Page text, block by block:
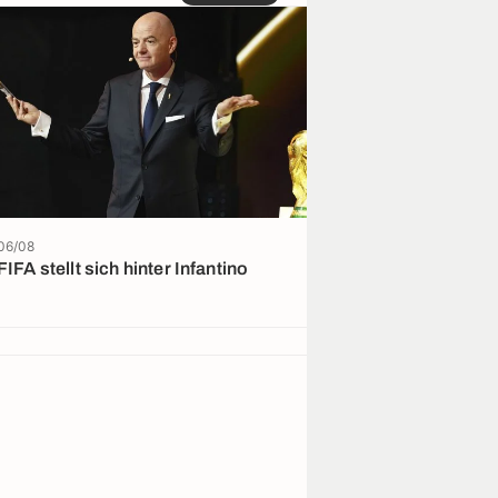
stellt sich hinter Infantino
08